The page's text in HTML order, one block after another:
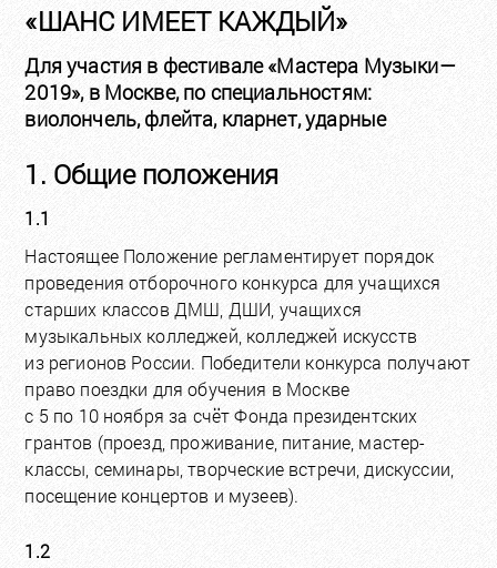
«ШАНС ИМЕЕТ КАЖДЫЙ»
Для участия в фестивале «Мастера Музыки—
2019», в Москве, по специальностям:
виолончель, флейта, кларнет, ударные
1. Общие положения
1.1
Настоящее Положение регламентирует порядок
проведения отборочного конкурса для учащихся
старших классов ДМШ, ДШИ, учащихся
музыкальных колледжей, колледжей искусств
из регионов России. Победители конкурса получают
право поездки для обучения в Москве
с 5 по 10 ноября за счёт Фонда президентских
грантов (проезд, проживание, питание, мастер-
классы, семинары, творческие встречи, дискуссии,
посещение концертов и музеев).
1.2